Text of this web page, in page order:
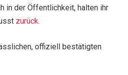
in der Öffentlichkeit, halten ihr
zurück.
offiziell bestätigten